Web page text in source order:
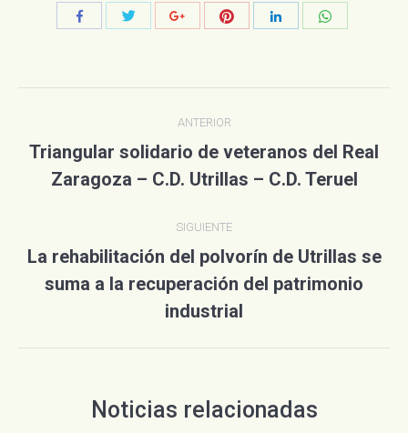
CompartirCompartir CompartirCompartirCompartirCompartir
entre
publicaciones
ANTERIOR
Publicación
anterior:
Triangular solidario de veteranos del Real
Zaragoza – C.D. Utrillas – C.D. Teruel
SIGUIENTE
Publicación
siguiente:
La rehabilitación del polvorín de Utrillas se
suma a la recuperación del patrimonio
industrial
Noticias relacionadas